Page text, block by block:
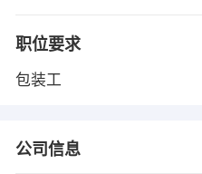
职位要求
包装工
公司信息